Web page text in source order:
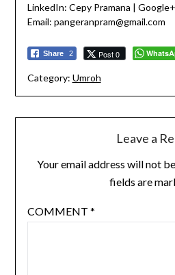
LinkedIn: Cepy Pramana |
Email: pangeranpram@gmail.com
Share 2 Post 0
Category: Umroh
Leave a
Your email address will not
fields are
COMMENT *